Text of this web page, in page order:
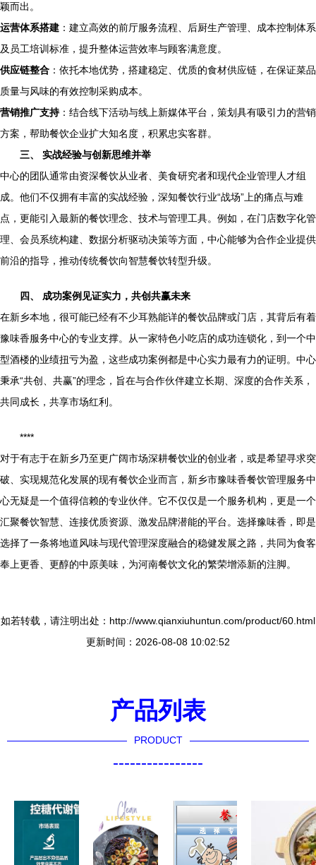
颖而出。
运营体系搭建 ：建立高效的前厅服务流程、后厨生产管理、成本控制体系
及员工培训标准，提升整体运营效率与顾客满意度。
供应链整合 ：依托本地优势，搭建稳定、优质的食材供应链，在保证菜品
质量与风味的有效控制采购成本。
营销推广支持：结合线下活动与线上新媒体平台，策划具有吸引力的营销
方案，帮助餐饮企业扩大知名度，积累忠实客群。
三、 实战经验与创新思维并举
中心的团队通常由资深餐饮从业者、美食研究者和现代企业管理人才组
成。他们不仅拥有丰富的实战经验，深知餐饮行业“战场”上的痛点与难
点，更能引入最新的餐饮理念、技术与管理工具。例如，在门店数字化管
理、会员系统构建、数据分析驱动决策等方面，中心能够为合作企业提供
前沿的指导，推动传统餐饮向智慧餐饮转型升级。
四、 成功案例见证实力，共创共赢未来
在新乡本地，很可能已经有不少耳熟能详的餐饮品牌或门店，其背后有着
豫味香服务中心的专业支撑。从一家特色小吃店的成功连锁化，到一个中
型酒楼的业绩扭亏为盈，这些成功案例都是中心实力最有力的证明。中心
秉承“共创、共赢”的理念，旨在与合作伙伴建立长期、深度的合作关系，
共同成长，共享市场红利。
****
对于有志于在新乡乃至更广阔市场深耕餐饮业的创业者，或是希望寻求突
破、实现规范化发展的现有餐饮企业而言，新乡市豫味香餐饮管理服务中
心无疑是一个值得信赖的专业伙伴。它不仅仅是一个服务机构，更是一个
汇聚餐饮智慧、连接优质资源、激发品牌潜能的平台。选择豫味香，即是
选择了一条将地道风味与现代管理深度融合的稳健发展之路，共同为食客
奉上更香、更醇的中原美味，为河南餐饮文化的繁荣增添新的注脚。
如若转载，请注明出处：http://www.qianxiuhuntun.com/product/60.html
更新时间：2026-08-08 10:02:52
产品列表
PRODUCT
----------------